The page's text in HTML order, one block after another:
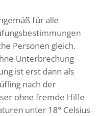
für alle
Personen gleich.
Unterbrechung
ist erst dann als
nach der
ohne fremde Hilfe
unter 18° Celsius